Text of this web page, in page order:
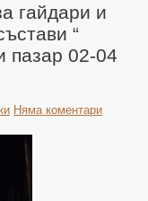
гайдари и
“
пазар 02-04
Няма коментари